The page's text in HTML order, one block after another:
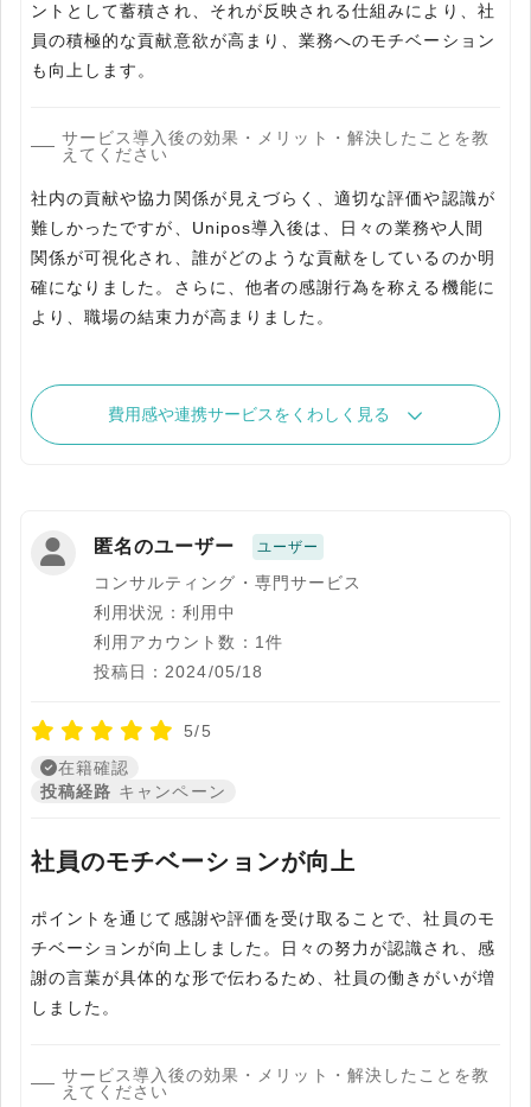
ントとして蓄積され、それが反映される仕組みにより、社
員の積極的な貢献意欲が高まり、業務へのモチベーション
も向上します。
サービス導入後の効果・メリット・解決したことを教
えてください
社内の貢献や協力関係が見えづらく、適切な評価や認識が
難しかったですが、Unipos導入後は、日々の業務や人間
関係が可視化され、誰がどのような貢献をしているのか明
確になりました。さらに、他者の感謝行為を称える機能に
より、職場の結束力が高まりました。
費用感や連携サービスをくわしく見る
匿名のユーザー ユーザー
コンサルティング・専門サービス
利用状況：利用中
利用アカウント数：1件
投稿日：2024/05/18
5/5
在籍確認
投稿経路 キャンペーン
社員のモチベーションが向上
ポイントを通じて感謝や評価を受け取ることで、社員のモ
チベーションが向上しました。日々の努力が認識され、感
謝の言葉が具体的な形で伝わるため、社員の働きがいが増
しました。
サービス導入後の効果・メリット・解決したことを教
えてください